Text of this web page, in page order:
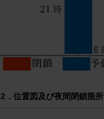
2．位置図及び夜間閉鎖箇所